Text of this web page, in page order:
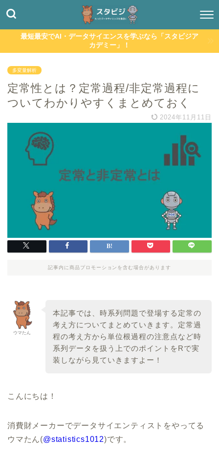
最短最安でAI・データサイエンスを学ぶなら「スタビジア
カデミー」！
多変量解析
定常性とは？定常過程/非定常過程に
ついてわかりやすくまとめておく
2024年11月11日
記事内に商品プロモーションを含む場合があります
ウマたん
本記事では、時系列問題で登場する定常の
考え方についてまとめていきます。定常過
程の考え方から単位根過程の注意点など時
系列データを扱う上でのポイントをRで実
装しながら見ていきますよー！
こんにちは！
消費財メーカーでデータサイエンティストをやってる
ウマたん(@statistics1012)です。